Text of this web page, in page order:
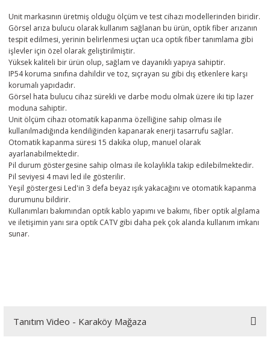
Unit markasının üretmiş olduğu ölçüm ve test cihazı modellerinden biridir.
Görsel arıza bulucu olarak kullanım sağlanan bu ürün, optik fiber arızanın
tespit edilmesi, yerinin belirlenmesi uçtan uca optik fiber tanımlama gibi
işlevler için özel olarak geliştirilmiştir.
Yüksek kaliteli bir ürün olup, sağlam ve dayanıklı yapıya sahiptir.
IP54 koruma sınıfına dahildir ve toz, sıçrayan su gibi dış etkenlere karşı
korumalı yapıdadır.
Görsel hata bulucu cihaz sürekli ve darbe modu olmak üzere iki tip lazer
moduna sahiptir.
Unit ölçüm cihazı otomatik kapanma özelliğine sahip olması ile
kullanılmadığında kendiliğinden kapanarak enerji tasarrufu sağlar.
Otomatik kapanma süresi 15 dakika olup, manuel olarak
ayarlanabilmektedir.
Pil durum göstergesine sahip olması ile kolaylıkla takip edilebilmektedir.
Pil seviyesi 4 mavi led ile gösterilir.
Yeşil göstergesi Led'in 3 defa beyaz ışık yakacağını ve otomatik kapanma
durumunu bildirir.
Kullanımları bakımından optik kablo yapımı ve bakımı, fiber optik algılama
ve iletişimin yanı sıra optik CATV gibi daha pek çok alanda kullanım imkanı
sunar.
Tanıtım Video - Karaköy Mağaza